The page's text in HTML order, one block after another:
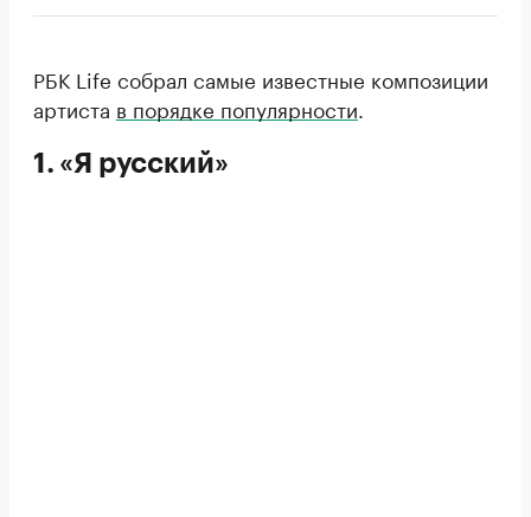
РБК Life собрал самые известные композиции
артиста в порядке популярности
1. «Я русский»